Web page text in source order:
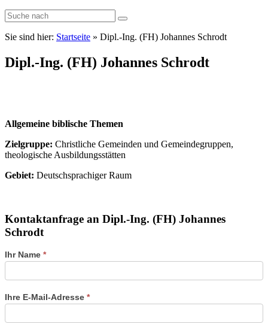
Sie sind hier: Startseite » Dipl.-Ing. (FH) Johannes Schrodt
Dipl.-Ing. (FH) Johannes Schrodt
Allgemeine biblische Themen
Zielgruppe: Christliche Gemeinden und Gemeindegruppen,
theologische Ausbildungsstätten
Gebiet: Deutschsprachiger Raum
Kontaktanfrage an Dipl.-Ing. (FH) Johannes
Schrodt
Kontaktformular
der
Ihr Name *
Ihre E-Mail-Adresse *